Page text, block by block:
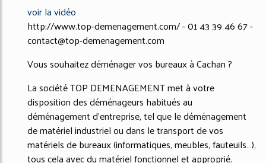
voir la vidéo
http://www.top-demenagement.com/ - 01 43 39 46 67 -
contact@top-demenagement.com
Vous souhaitez déménager vos bureaux à Cachan ?
La société TOP DEMENAGEMENT met à votre
disposition des déménageurs habitués au
déménagement d'entreprise, tel que le déménagement
de matériel industriel ou dans le transport de vos
matériels de bureaux (informatiques, meubles, fauteuils…),
tous cela avec du matériel fonctionnel et approprié.